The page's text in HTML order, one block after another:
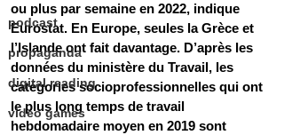
podcast
propaganda
digital reading
video games
ou plus par semaine en 2022, indique
Eurostat. En Europe, seules la Grèce et
l’Islande ont fait davantage. D’après les
données du ministère du Travail, les
catégories socioprofessionnelles qui ont
le plus long temps de travail
hebdomadaire moyen en 2019 sont